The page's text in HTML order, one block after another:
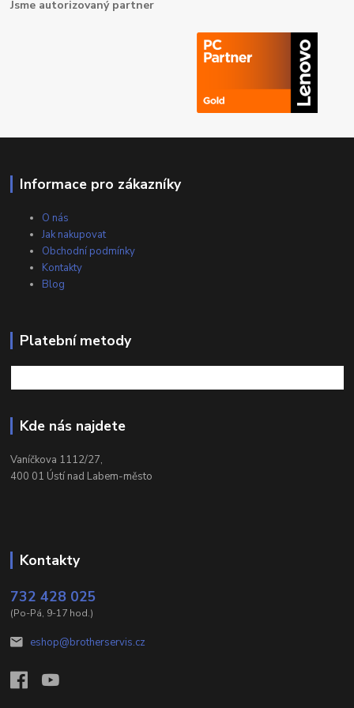
Jsme autorizovaný partner
Informace pro zákazníky
O nás
Jak nakupovat
Obchodní podmínky
Kontakty
Blog
Platební metody
Kde nás najdete
Vaníčkova 1112/27,
400 01 Ústí nad Labem-město
Kontakty
732 428 025
(Po-Pá, 9-17 hod.)
eshop@brotherservis.cz